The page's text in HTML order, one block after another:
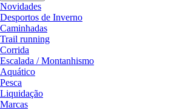
Novidades
Desportos de Inverno
Caminhadas
Trail running
Corrida
Escalada / Montanhismo
Aquático
Pesca
Liquidação
Marcas